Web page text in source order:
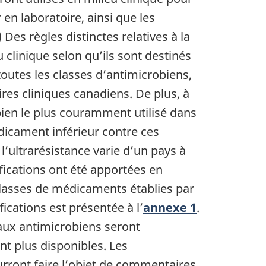
laboratoire, ainsi que les
règles distinctes relatives à la
selon qu’ils sont destinés
les classes d’antimicrobiens,
cliniques canadiens. De plus, à
le plus couramment utilisé dans
inférieur contre ces
varie d’un pays à
ont été apportées en
de médicaments établies par
est présentée à l’annexe 1.
antimicrobiens seront
plus disponibles. Les